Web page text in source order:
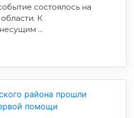
состоялось на
К
...